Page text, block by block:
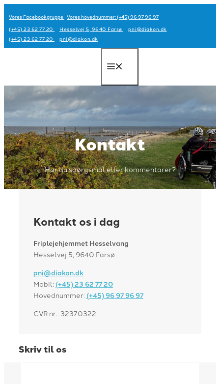
til
indhold
Vores Facebookgruppe Vores hovednummer: (+45) 96 97 96 97
(+45) 23 62 77 20
Hesselvej 5, 9640 Farsø
pni@diakon.dk
(+45) 23 62 77 20
pni@diakon.dk
Kontakt
Har du spørgsmål eller kommentarer?
Kontakt os i dag
Friplejehjemmet Hesselvang
Hesselvej 5, 9640 Farsø
pni@diakon.dk
Mobil: (+45) 23 62 77 20
Hovednummer: (+45) 96 97 96 97
CVR nr.: 32370322
Skriv til os